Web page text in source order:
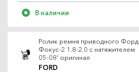
В наличии
Ролик ремня приводного Форд
Фокус-2 1.8-2.0 с натяжителем
05-08' оригинал
FORD